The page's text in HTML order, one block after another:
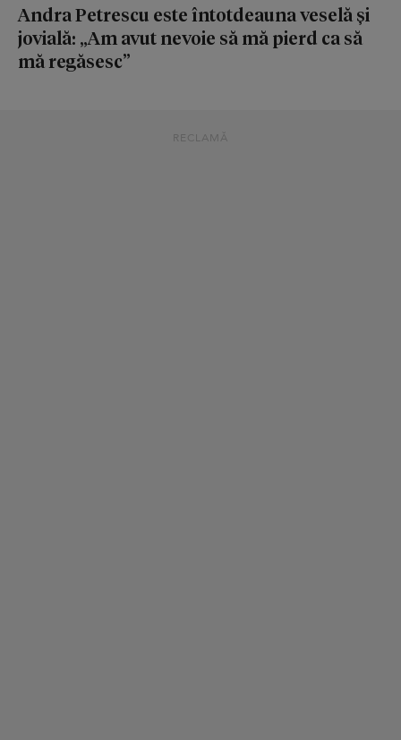
Andra Petrescu este întotdeauna veselă și
jovială: „Am avut nevoie să mă pierd ca să
mă regăsesc”
RECLAMĂ